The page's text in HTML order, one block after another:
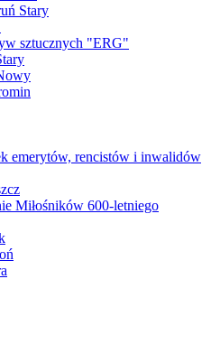
Stary
sztucznych "ERG"
emerytów, rencistów i inwalidów
Miłośników 600-letniego